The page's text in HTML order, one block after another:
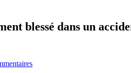
blessé dans un